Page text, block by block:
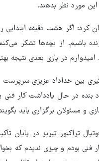
این مورد نظر بدهند.
کرد: اگر هشت دقیقه ابتدایی
باشیم. از بچه‌ها تشکر
در بازی بعدی نتیجه
بین خداداد عزیزی سرپرست
بنده در حال یادداشت کار
و مسئولان برگزاری باید
تراکتور تبریز در
فنی بودم و چیزی ندیدم که